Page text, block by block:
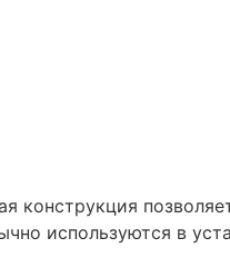
конструкция
используются в